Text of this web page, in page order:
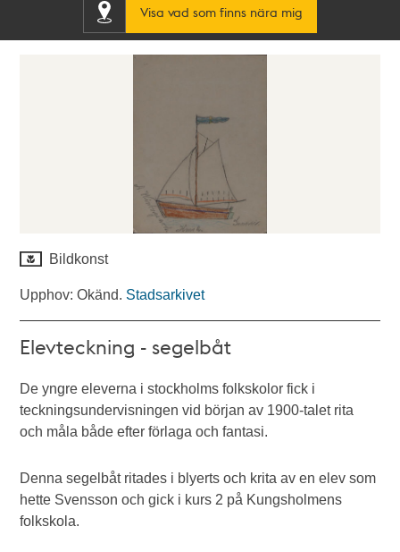
Visa vad som finns nära mig
Bildkonst
Upphov: Okänd. Stadsarkivet
Elevteckning - segelbåt
De yngre eleverna i stockholms folkskolor fick i
teckningsundervisningen vid början av 1900-talet rita
och måla både efter förlaga och fantasi.
Denna segelbåt ritades i blyerts och krita av en elev som
hette Svensson och gick i kurs 2 på Kungsholmens
folkskola.